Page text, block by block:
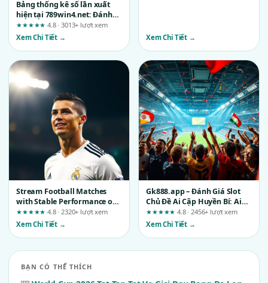
Bảng thống kê số lần xuất
hiện tại 789win4.net: Đánh
giá chi tiết theo trải nghiệm
thực tế
★★★★★4.8 · 3013+ lượt xem
Xem Chi Tiết →
Xem Chi Tiết →
Stream Football Matches
with Stable Performance on
HITCLUB: A Risk-First
Evaluation
★★★★★4.8 · 2320+ lượt xem
Xem Chi Tiết →
Gk888.app – Đánh Giá Slot
Chủ Đề Ai Cập Huyền Bí: Ai
Nên Trải Nghiệm, Ai Nên
Tránh?
★★★★★4.8 · 2456+ lượt xem
Xem Chi Tiết →
BẠN CÓ THỂ THÍCH